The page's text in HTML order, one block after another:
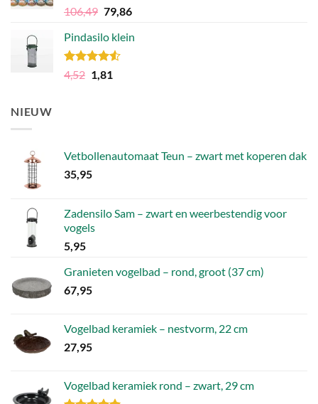
Gewaardeerd
uit 5
106,49 Oorspronkelijke
was:
106,49.
79,86Huidige
is:
Pindasilo klein
Gewaardeerd
4.50
uit 5
4,52 Oorspronkelijke
1,81
NIEUW
Vetbollenautomaat Teun – zwart met koperen dak
35,95
Zadensilo Sam – zwart en weerbestendig voor
vogels
5,95
Granieten vogelbad – rond, groot (37 cm)
67,95
Vogelbad keramiek – nestvorm, 22 cm
27,95
Vogelbad keramiek rond – zwart, 29 cm